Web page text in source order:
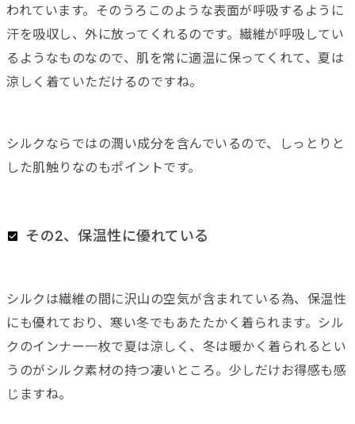
われています。そのうろこのような表面が呼吸するように
汗を吸収し、外に放ってくれるのです。繊維が呼吸してい
るようなものなので、肌を常に適温に保ってくれて、夏は
涼しく着ていただけるのですね。
シルクならではの潤い成分を含んでいるので、しっとりと
した肌触りなのもポイントです。
その2、保温性に優れている
シルクは繊維の間に沢山の空気が含まれている為、保温性
にも優れており、寒い冬でもあたたかく着られます。シル
クのインナー一枚で夏は涼しく、冬は暖かく着られるとい
うのがシルク素材の持つ凄いところ。少しだけお得感も感
じますね。